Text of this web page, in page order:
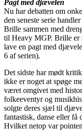
Pagt med djævelen
Nu har debatten om
den seneste serie
Brille sammen med
til Heavy MGP. Brille er
lave en pagt med
6 af serien).
Det sidste har mødt
ikke er noget at spøge
været omgivet med
folkeeventyr og
solgte deres sjæl til
fantastisk, danse eller få
Hvilket netop var